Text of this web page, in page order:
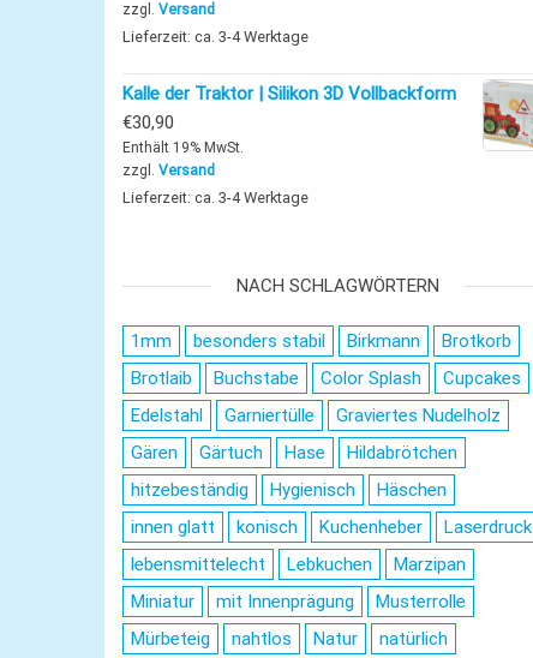
zzgl. Versand
Lieferzeit: ca. 3-4 Werktage
Kalle der Traktor | Silikon 3D Vollbackform
€30,90
Enthält 19% MwSt.
zzgl. Versand
Lieferzeit: ca. 3-4 Werktage
NACH SCHLAGWÖRTERN
1mm besonders stabil Birkmann
Brotkorb
Brotlaib
Buchstabe Color Splash
Cupcakes
Edelstahl
Garniertülle
Graviertes Nudelholz
Gären
Gärtuch Hase
Hildabrötchen
hitzebeständig
Hygienisch
Häschen
innen glatt
konisch Kuchenheber
Laserdruck
lebensmittelecht
Lebkuchen
Marzipan
Miniatur
mit Innenprägung
Musterrolle
Mürbeteig
nahtlos Natur
natürlich